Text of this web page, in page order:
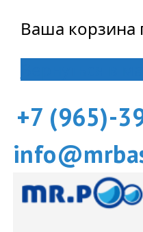
Ваша корзина
+7 (965)-